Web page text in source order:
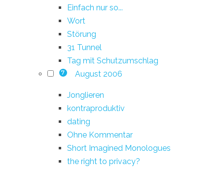
Einfach nur so...
Wort
Störung
31 Tunnel
Tag mit Schutzumschlag
7 August 2006
Jonglieren
kontraproduktiv
dating
Ohne Kommentar
Short Imagined Monologues
the right to privacy?